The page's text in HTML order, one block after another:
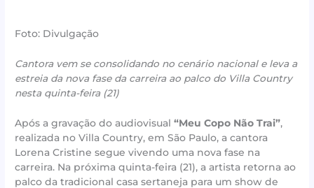
Foto: Divulgação
Cantora vem se consolidando no cenário nacional e leva a
estreia da nova fase da carreira ao palco do Villa Country
nesta quinta-feira (21)
Após a gravação do audiovisual“Meu Copo Não Trai”,
realizada no Villa Country, em São Paulo, a cantora
Lorena Cristine segue vivendo uma nova fase na
carreira. Na próxima quinta-feira (21), a artista retorna ao
palco da tradicional casa sertaneja para um show de